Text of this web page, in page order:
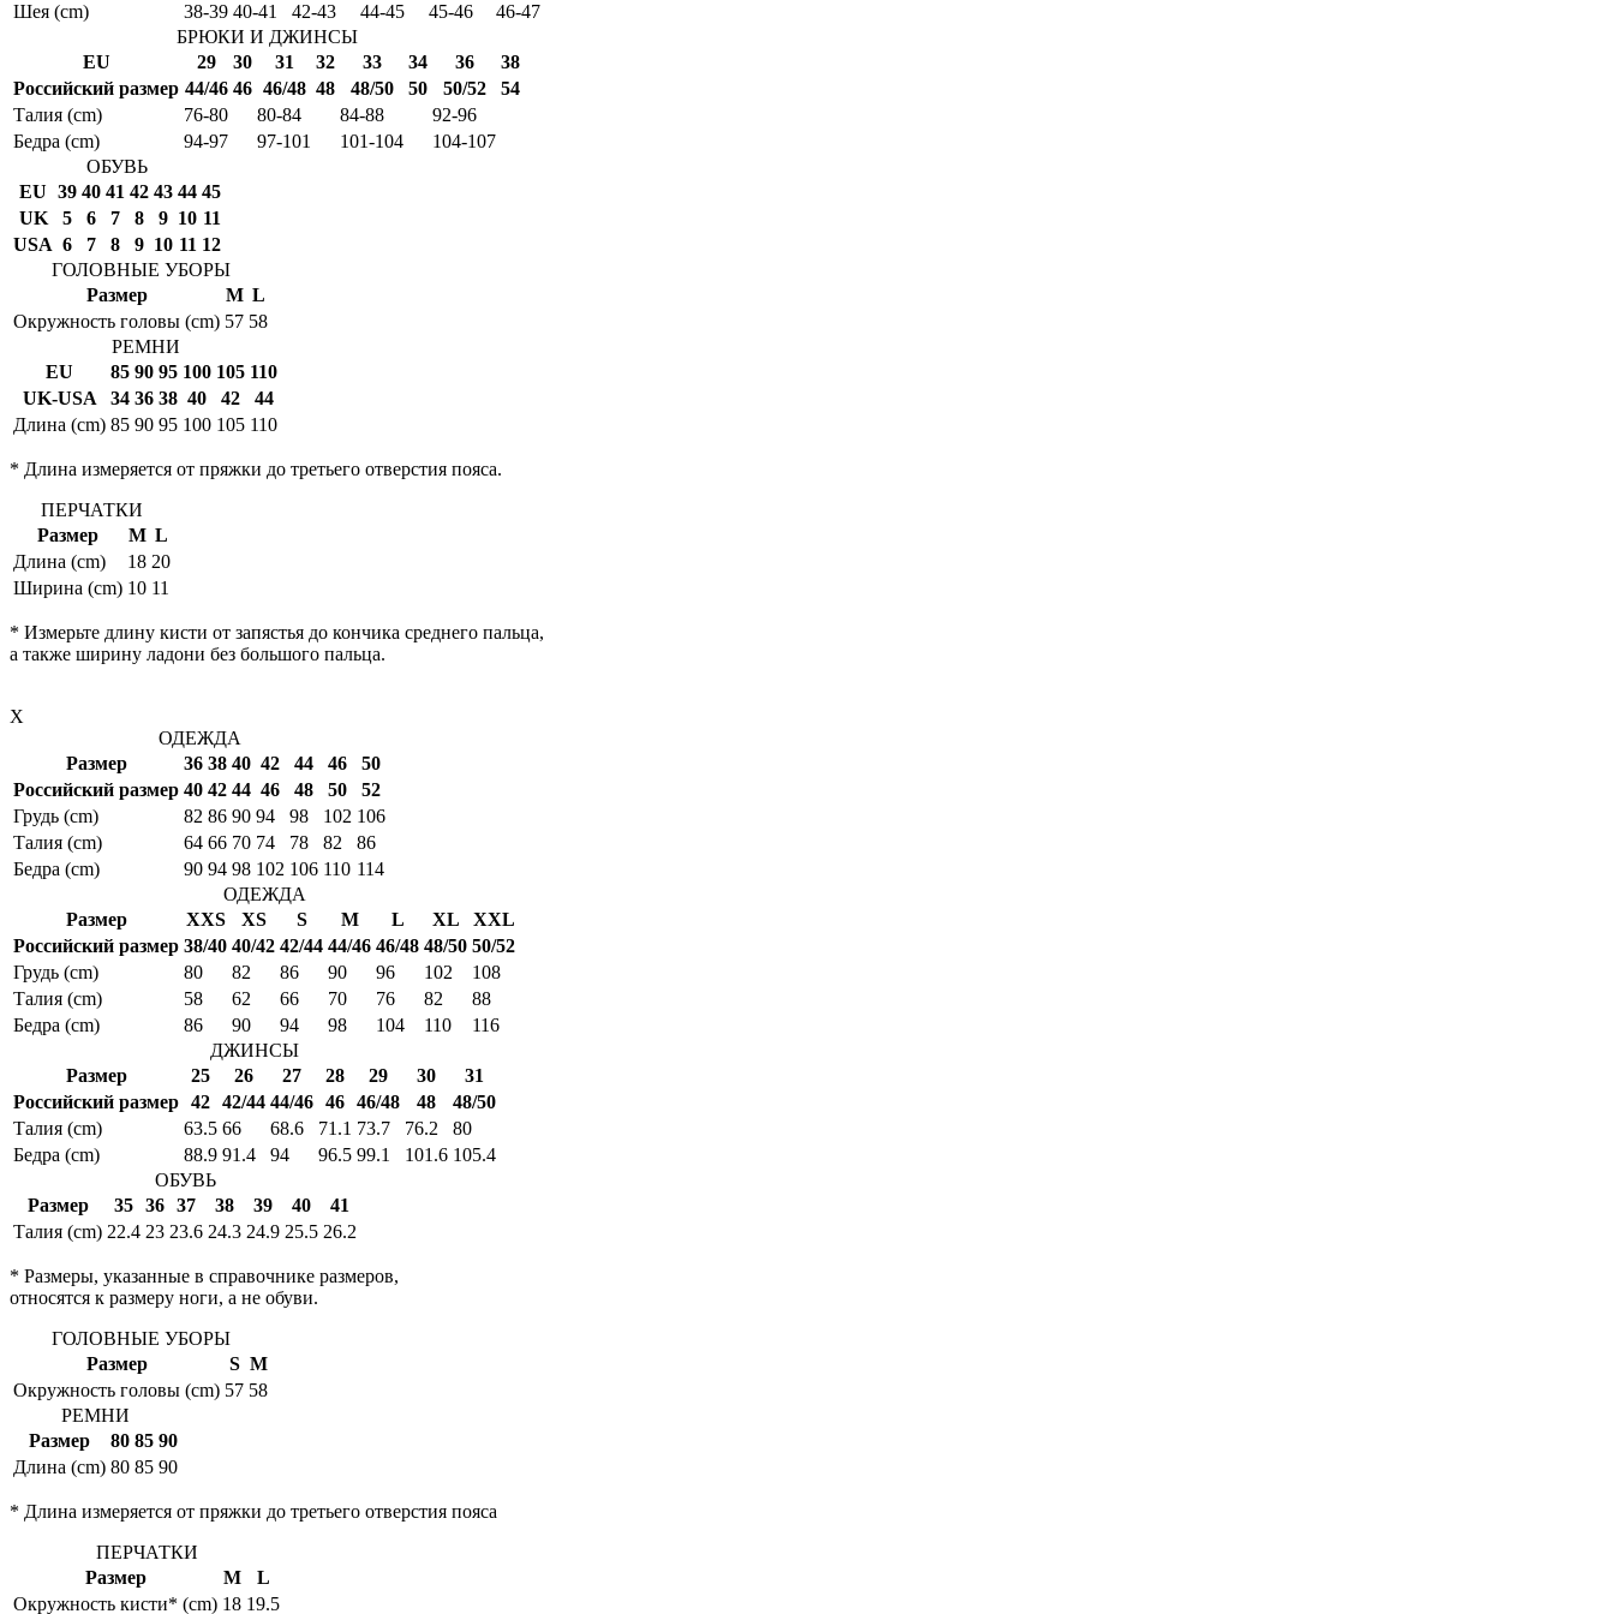
Шея (cm)
38-39 40-41 42-43 44-45 45-46
46-47
БРЮКИ И ДЖИНСЫ
EU
29 30 31 32 33 34 36
38
Российский размер 44/46 46 46/48 48 48/50 50 50/52
54
Талия (cm)
76-80 80-84 84-88
92-96
Бедра (cm)
94-97 97-101 101-104
104-107
ОБУВЬ
EU 39 40 41 42 43 44 45
UK
5 6 7 8 9 10 11
USA 6 7 8 9 10 11 12
ГОЛОВНЫЕ УБОРЫ
Размер
M L
Окружность головы (cm) 57 58
РЕМНИ
EU
85 90 95 100 105 110
UK-USA
34 36 38 40 42
44
Длина (cm) 85 90 95 100 105 110
* Длина измеряется от пряжки до третьего отверстия пояса.
ПЕРЧАТКИ
Размер
M L
Длина (cm)
18 20
Ширина (cm) 10 11
* Измерьте длину кисти от запястья до кончика среднего пальца,
а также ширину ладони без большого пальца.
X
ОДЕЖДА
Размер
36 38 40 42 44 46
50
Российский размер 40 42 44 46 48 50
52
Грудь (cm)
82 86 90 94 98 102 106
Талия (cm)
64 66 70 74 78 82
86
Бедра (cm)
90 94 98 102 106 110 114
ОДЕЖДА
Размер
XXS XS S M L XL
XXL
Российский размер 38/40 40/42 42/44 44/46 46/48 48/50 50/52
Грудь (cm)
80 82 86 90 96 102
108
Талия (cm)
58 62 66 70 76 82
88
Бедра (cm)
86 90 94 98 104 110
116
ДЖИНСЫ
Размер
25 26 27 28 29 30
31
Российский размер 42 42/44 44/46 46 46/48 48
48/50
Талия (cm)
63.5 66 68.6 71.1 73.7 76.2
80
Бедра (cm)
88.9 91.4 94 96.5 99.1 101.6 105.4
ОБУВЬ
Размер
35 36 37 38 39 40
41
Талия (cm) 22.4 23 23.6 24.3 24.9 25.5 26.2
* Размеры, указанные в справочнике размеров,
относятся к размеру ноги, а не обуви.
ГОЛОВНЫЕ УБОРЫ
Размер
S M
Окружность головы (cm) 57 58
РЕМНИ
Размер
80 85 90
Длина (cm) 80 85 90
* Длина измеряется от пряжки до третьего отверстия пояса
ПЕРЧАТКИ
Размер
M
L
Окружность кисти* (cm) 18 19.5